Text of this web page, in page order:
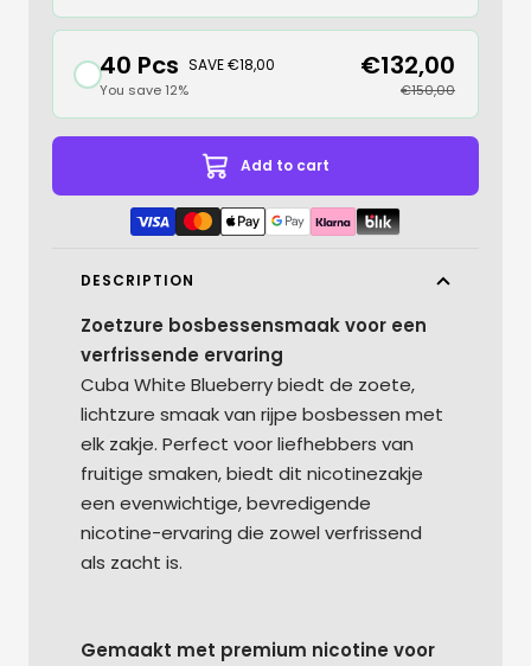
40 Pcs SAVE €18,00
You save 12%
€132,00
€150,00
Add to cart
DESCRIPTION
Zoetzure bosbessensmaak voor een
verfrissende ervaring
Cuba White Blueberry biedt de zoete,
lichtzure smaak van rijpe bosbessen met
elk zakje. Perfect voor liefhebbers van
fruitige smaken, biedt dit nicotinezakje
een evenwichtige, bevredigende
nicotine-ervaring die zowel verfrissend
als zacht is.
Gemaakt met premium nicotine voor